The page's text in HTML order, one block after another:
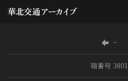
−
箱番号 3801